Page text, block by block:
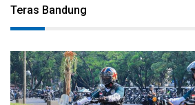
Teras Bandung